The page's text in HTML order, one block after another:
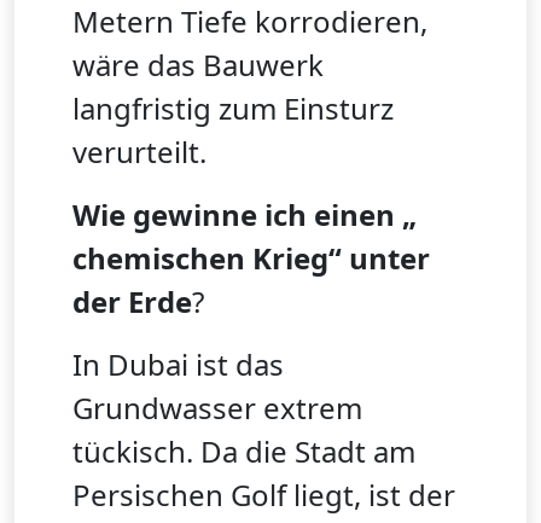
Metern Tiefe korrodieren,
wäre das Bauwerk
langfristig zum Einsturz
verurteilt.
Wie gewinne ich einen „
chemischen Krieg“ unter
der Erde?
In Dubai ist das
Grundwasser extrem
tückisch. Da die Stadt am
Persischen Golf liegt, ist der